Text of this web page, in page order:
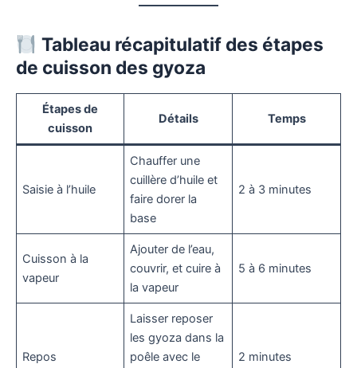
Tableau récapitulatif des étapes
de cuisson des gyoza
Étapes de
cuisson
Détails Temps
Saisie à l’huile
Chauffer une
cuillère d’huile et
faire dorer la
base
2 à 3 minutes
Cuisson à la
vapeur
Ajouter de l’eau,
couvrir, et cuire à
la vapeur
5 à 6 minutes
Repos
Laisser reposer
les gyoza dans la
poêle avec le
2 minutes